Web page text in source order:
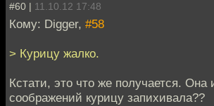
#60 | 11.10.12 17:48
Кому: Digger, #58
> Курицу жалко.
Кстати, это что же получается. Она
соображений курицу запихивала??